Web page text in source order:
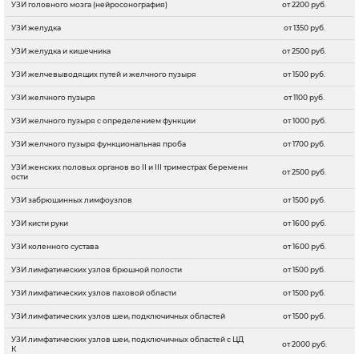
УЗИ головного мозга (нейросонография) от 2200 руб.
УЗИ желудка от 1350 руб.
УЗИ желудка и кишечника от 2500 руб.
УЗИ желчевыводящих путей и желчного пузыря от 1500 руб.
УЗИ желчного пузыря от 1100 руб.
УЗИ желчного пузыря с определением функции от 1000 руб.
УЗИ желчного пузыря функциональная проба от 1700 руб.
УЗИ женских половых органов во II и III триместрах беременн
ости
от 2500 руб.
УЗИ забрюшинных лимфоузлов от 1500 руб.
УЗИ кисти руки от 1600 руб.
УЗИ коленного сустава от 1600 руб.
УЗИ лимфатических узлов брюшной полости от 1500 руб.
УЗИ лимфатических узлов паховой области от 1500 руб.
УЗИ лимфатических узлов шеи, подключичных областей от 1500 руб.
УЗИ лимфатических узлов шеи, подключичных областей с ЦД
К
от 2000 руб.